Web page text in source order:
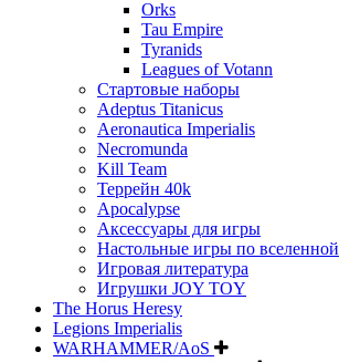
Orks
Tau Empire
Tyranids
Leagues of Votann
Стартовые наборы
Adeptus Titanicus
Aeronautica Imperialis
Necromunda
Kill Team
Террейн 40k
Apocalypse
Аксессуары для игры
Настольные игры по вселенной
Игровая литература
Игрушки JOY TOY
The Horus Heresy
Legions Imperialis
WARHAMMER/AoS